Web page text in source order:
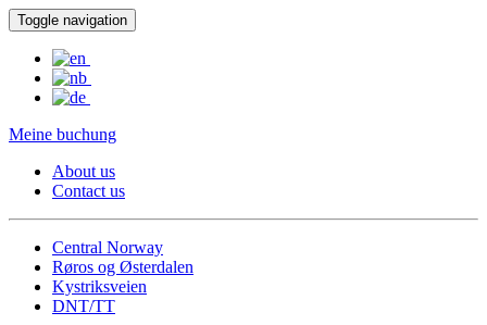
Toggle navigation
Meine buchung
About us
Contact us
Central Norway
Røros og Østerdalen
Kystriksveien
DNT/TT